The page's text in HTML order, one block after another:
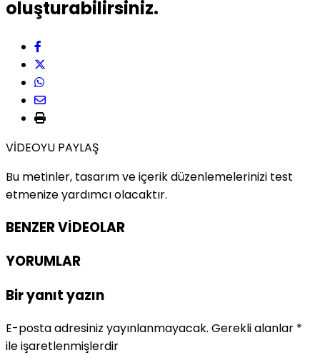
oluşturabilirsiniz.
VİDEOYU PAYLAŞ
Bu metinler, tasarım ve içerik düzenlemelerinizi test
etmenize yardımcı olacaktır.
BENZER VİDEOLAR
YORUMLAR
Bir yanıt yazın
E-posta adresiniz yayınlanmayacak. Gerekli alanlar *
ile işaretlenmişlerdir